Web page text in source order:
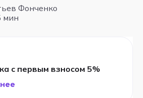
Фонченко
мин
с первым взносом 5%